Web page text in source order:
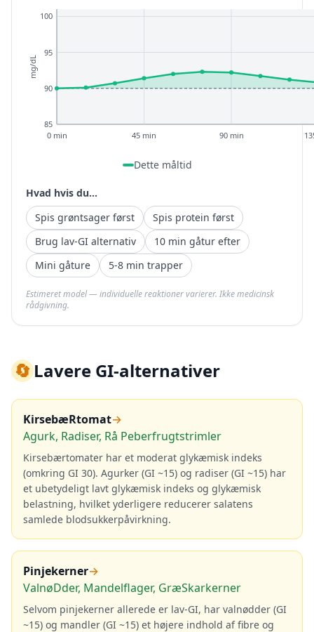
85
90
95
100
0 min 45 min 90 min
mg/dL
Dette måltid
Hvad hvis du...
Spis grøntsager først
Spis protein først
Brug lav-GI alternativ
10 min gåtur efter
Mini gåture
5-8 min trapper
Estimeret model — individuelle reaktioner varierer. Ikke medicinsk
rådgivning.
🔄Lavere GI-alternativer
KirsebæRtomat→
Agurk, Radiser, Rå Peberfrugtstrimler
Kirsebærtomater har et moderat glykæmisk indeks
(omkring GI 30). Agurker (GI ~15) og radiser (GI ~15) har
et ubetydeligt lavt glykæmisk indeks og glykæmisk
belastning, hvilket yderligere reducerer salatens
samlede blodsukkerpåvirkning.
Pinjekerner→
ValnøDder, Mandelflager, GræSkarkerner
Selvom pinjekerner allerede er lav-GI, har valnødder (GI
~15) og mandler (GI ~15) et højere indhold af fibre og